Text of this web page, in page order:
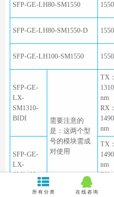
SFP-GE-LH80-SM1550
SFP-GE-LH80-SM1550-D
SFP-GE-LH100-SM1550
SFP-GE-
LX-
SM1310-
BIDI
需要注意的
是：这两个型
号的模块需成
对使用
TX：
1310
nm
RX：
1490
nm
SFP-GE-
LX-
SM1490-
TX：
1490
nm
RX
所有分类 在线咨询